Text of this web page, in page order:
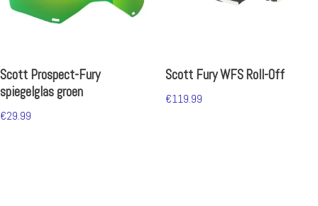
Scott Prospect-Fury
spiegelglas groen
€29.99
Scott Fury WFS Roll-Off
€119.99